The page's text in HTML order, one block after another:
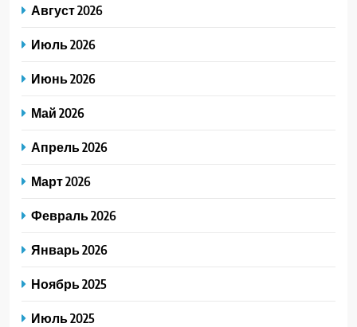
Август 2026
Июль 2026
Июнь 2026
Май 2026
Апрель 2026
Март 2026
Февраль 2026
Январь 2026
Ноябрь 2025
Июль 2025